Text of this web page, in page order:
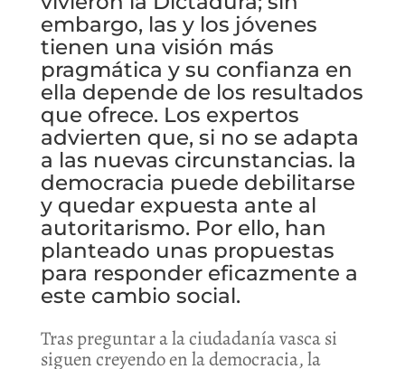
embargo, las y los jóvenes
tienen una visión más
pragmática y su confianza en
ella depende de los resultados
que ofrece. Los expertos
advierten que, si no se adapta
a las nuevas circunstancias. la
democracia puede debilitarse
y quedar expuesta ante al
autoritarismo. Por ello, han
planteado unas propuestas
para responder eficazmente a
este cambio social.
Tras preguntar a la ciudadanía vasca si
siguen creyendo en la democracia, la